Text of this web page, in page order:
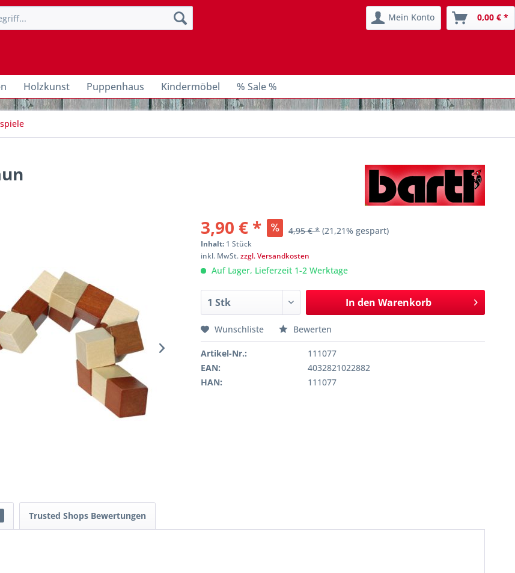
Mein Konto 0,00 € *
Holzkunst Puppenhaus Kindermöbel % Sale %
3,90 € * 4,95 € * (21,21% gespart)
Inhalt: 1 Stück
inkl. MwSt.zzgl. Versandkosten
Auf Lager, Lieferzeit 1-2 Werktage
In den Warenkorb
Wunschliste Bewerten
Artikel-Nr.:
111077
EAN:
4032821022882
HAN:
111077
Trusted Shops Bewertungen